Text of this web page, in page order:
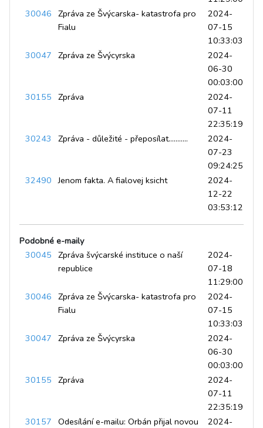
30046 Zpráva ze Švýcarska- katastrofa pro
Fialu
2024-
07-15
10:33:03
30047 Zpráva ze Švýcyrska
2024-
06-30
00:03:00
30155 Zpráva
2024-
07-11
22:35:19
30243
Zpráva - důležité - přeposílat...........
2024-
07-23
09:24:25
32490 Jenom fakta. A fialovej ksicht
2024-
12-22
03:53:12
Podobné e-maily
30045 Zpráva švýcarské instituce o naší
republice
2024-
07-18
11:29:00
30046 Zpráva ze Švýcarska- katastrofa pro
Fialu
2024-
07-15
10:33:03
30047 Zpráva ze Švýcyrska
2024-
06-30
00:03:00
30155 Zpráva
2024-
07-11
22:35:19
30157 Odesílání e-mailu: Orbán přijal novou
2024-